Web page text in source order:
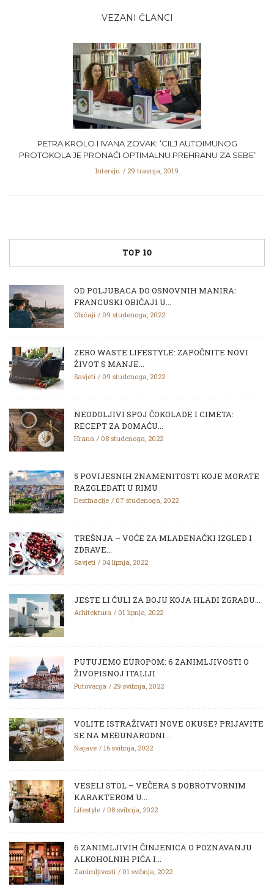
VEZANI ČLANCI
PETRA KROLO I IVANA ZOVAK: ‘CILJ AUTOIMUNOG
PROTOKOLA JE PRONAĆI OPTIMALNU PREHRANU ZA SEBE’
Intervju 29 travnja, 2019
TOP 10
OD POLJUBACA DO OSNOVNIH MANIRA:
FRANCUSKI OBIČAJI U...
Običaji 09 studenoga, 2022
ZERO WASTE LIFESTYLE: ZAPOČNITE NOVI
ŽIVOT S MANJE...
Savjeti 09 studenoga, 2022
NEODOLJIVI SPOJ ČOKOLADE I CIMETA:
RECEPT ZA DOMAĆU...
Hrana 08 studenoga, 2022
5 POVIJESNIH ZNAMENITOSTI KOJE MORATE
RAZGLEDATI U RIMU
Destinacije 07 studenoga, 2022
TREŠNJA – VOĆE ZA MLADENAČKI IZGLED I
ZDRAVE...
Savjeti 04 lipnja, 2022
JESTE LI ČULI ZA BOJU KOJA HLADI ZGRADU...
Arhitektura 01 lipnja, 2022
PUTUJEMO EUROPOM: 6 ZANIMLJIVOSTI O
ŽIVOPISNOJ ITALIJI
Putovanja 29 svibnja, 2022
VOLITE ISTRAŽIVATI NOVE OKUSE? PRIJAVITE
SE NA MEĐUNARODNI...
Najave 16 svibnja, 2022
VESELI STOL – VEČERA S DOBROTVORNIM
KARAKTEROM U...
Lifestyle 08 svibnja, 2022
6 ZANIMLJIVIH ČINJENICA O POZNAVANJU
ALKOHOLNIH PIĆA I...
Zanimljivosti 01 svibnja, 2022